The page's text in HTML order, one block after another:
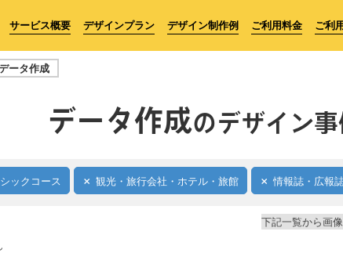
サービス概要 デザインプラン デザイン制作例 ご利用料金 ご利
ータ作成
データ作成のデザイン
ックコース 観光・旅行会社・ホテル・旅館 情報誌・広報
下記一覧から画